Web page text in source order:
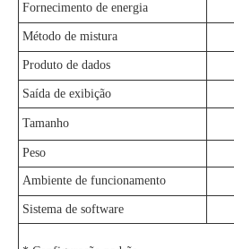
Fornecimento de energia
Método de mistura
Produto de dados
Saída de exibição
Tamanho
Peso
Ambiente de funcionamento
Sistema de software